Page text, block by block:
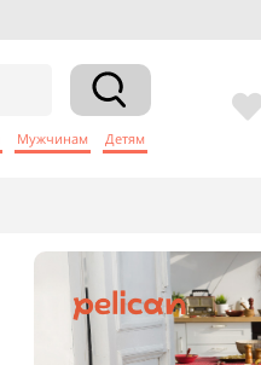
Мужчинам Детям